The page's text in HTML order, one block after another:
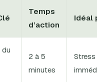
Temps
d’action
Idéal
du
2 à 5
minutes
Stress